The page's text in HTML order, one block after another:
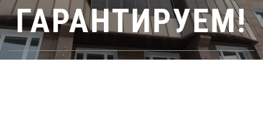
ГАРАНТИРУЕМ!­­